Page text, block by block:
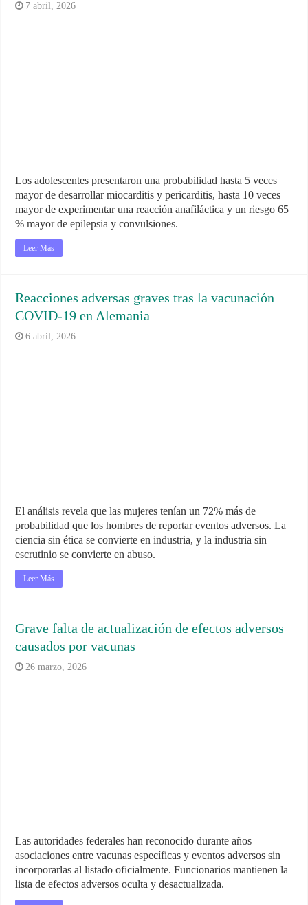
7 abril, 2026
Los adolescentes presentaron una probabilidad hasta 5 veces
mayor de desarrollar miocarditis y pericarditis, hasta 10 veces
mayor de experimentar una reacción anafiláctica y un riesgo 65
% mayor de epilepsia y convulsiones.
Leer Más
Reacciones adversas graves tras la vacunación
COVID‑19 en Alemania
6 abril, 2026
El análisis revela que las mujeres tenían un 72% más de
probabilidad que los hombres de reportar eventos adversos. La
ciencia sin ética se convierte en industria, y la industria sin
escrutinio se convierte en abuso.
Leer Más
Grave falta de actualización de efectos adversos
causados por vacunas
26 marzo, 2026
Las autoridades federales han reconocido durante años
asociaciones entre vacunas específicas y eventos adversos sin
incorporarlas al listado oficialmente. Funcionarios mantienen la
lista de efectos adversos oculta y desactualizada.